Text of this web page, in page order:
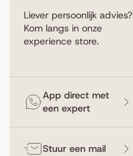
Liever persoonlijk advies?
Kom langs in onze
experience store.
App direct met
een expert
Stuur een mail